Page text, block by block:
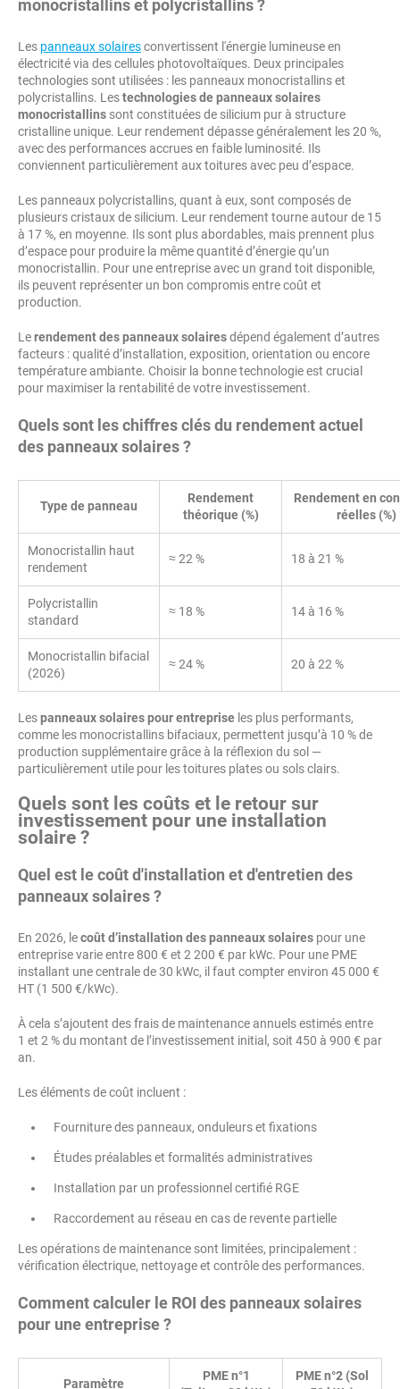
monocristallins et polycristallins ?
Les panneaux solairesconvertissent l'énergie lumineuse en
électricité via des cellules photovoltaïques. Deux principales
technologies sont utilisées : les panneaux monocristallins et
polycristallins. Lestechnologies de panneaux solaires
monocristallins sont constituées de silicium pur à structure
cristalline unique. Leur rendement dépasse généralement les 20 %,
avec des performances accrues en faible luminosité. Ils
conviennent particulièrement aux toitures avec peu d’espace.
Les panneaux polycristallins, quant à eux, sont composés de
plusieurs cristaux de silicium. Leur rendement tourne autour de 15
à 17 %, en moyenne. Ils sont plus abordables, mais prennent plus
d’espace pour produire la même quantité d’énergie qu’un
monocristallin. Pour une entreprise avec un grand toit disponible,
ils peuvent représenter un bon compromis entre coût et
production.
Lerendement des panneaux solairesdépend également d’autres
facteurs : qualité d’installation, exposition, orientation ou encore
température ambiante. Choisir la bonne technologie est crucial
pour maximiser la rentabilité de votre investissement.
Quels sont les chiffres clés du rendement actuel
des panneaux solaires ?
Type de panneau
Rendement
théorique (%)
Rendement en
réelles (%)
Monocristallin haut
rendement
≈ 22 % 18 à 21 %
Polycristallin
standard
≈ 18 % 14 à 16 %
Monocristallin bifacial
(2026)
≈ 24 % 20 à 22 %
Lespanneaux solaires pour entreprise les plus performants,
comme les monocristallins bifaciaux, permettent jusqu’à 10 % de
production supplémentaire grâce à la réflexion du sol —
particulièrement utile pour les toitures plates ou sols clairs.
Quels sont les coûts et le retour sur
investissement pour une installation
solaire ?
Quel est le coût d'installation et d'entretien des
panneaux solaires ?
En 2026, lecoût d’installation des panneaux solaires pour une
entreprise varie entre 800 € et 2 200 € par kWc. Pour une PME
installant une centrale de 30 kWc, il faut compter environ 45 000 €
HT (1 500 €/kWc).
À cela s’ajoutent des frais de maintenance annuels estimés entre
1 et 2 % du montant de l’investissement initial, soit 450 à 900 € par
an.
Les éléments de coût incluent :
Fourniture des panneaux, onduleurs et fixations
Études préalables et formalités administratives
Installation par un professionnel certifié RGE
Raccordement au réseau en cas de revente partielle
Les opérations de maintenance sont limitées, principalement :
vérification électrique, nettoyage et contrôle des performances.
Comment calculer le ROI des panneaux solaires
pour une entreprise ?
Paramètre
PME n°1
PME n°2 (Sol